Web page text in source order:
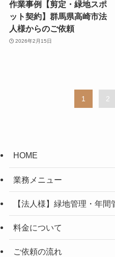
作業事例【剪定・緑地スポ
ット契約】群馬県高崎市法
人様からのご依頼
2026年2月15日
1 2
HOME
業務メニュー
【法人様】緑地管理・年間
料金について
ご依頼の流れ